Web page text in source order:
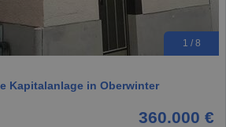
1 / 8
Kapitalanlage in Oberwinter
360.000 €